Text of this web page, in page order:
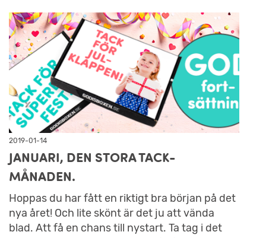
2019-01-14
JANUARI, DEN STORA TACK-
MÅNADEN.
Hoppas du har fått en riktigt bra början på det
nya året! Och lite skönt är det ju att vända
blad. Att få en chans till nystart. Ta tag i det